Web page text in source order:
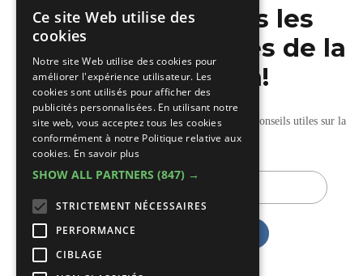
Ne manquez pas les
dernières nouvelles de la
construction!
Recevez nos mises à jour hebdomadaires pleines de conseils utiles sur la
construction et la rénovation.
E-
Ce site Web utilise des
cookies
Notre site Web utilise des cookies pour
améliorer l'expérience utilisateur. Les
cookies sont utilisés pour afficher des
publicités personnalisées. En utilisant notre
site web, vous acceptez tous les cookies
conformément à notre Politique relative aux
cookies. En savoir plus
SHOW ALL PARTNERS (847) →
STRICTEMENT NÉCESSAIRES
PERFORMANCE
CIBLAGE